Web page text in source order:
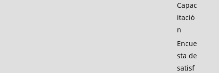
Capac
itació
n
Encue
sta de
satisf